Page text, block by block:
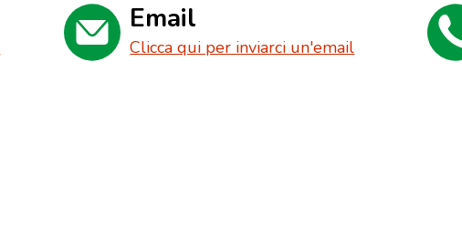
Email
Clicca qui per inviarci un'email